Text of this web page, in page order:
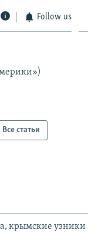
Follow us
Все статьи
крымские узники